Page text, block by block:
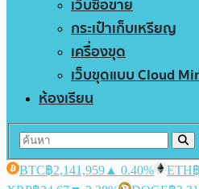
เว็บซื้อขาย
กระเป๋าเก็บเหรียญ
เครื่องขุด
เว็บขุดแบบ Cloud
ห้องเรียน
BTC฿2,141,959 ▲ 0.40% ETH